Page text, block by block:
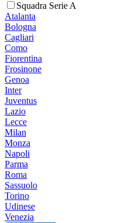
Squadra Serie A
Atalanta
Bologna
Cagliari
Como
Fiorentina
Frosinone
Genoa
Inter
Juventus
Lazio
Lecce
Milan
Monza
Napoli
Parma
Roma
Sassuolo
Torino
Udinese
Venezia